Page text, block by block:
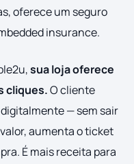
oferece um seguro
insurance.
sua loja oferece
cliques.O cliente
— sem sair
aumenta o ticket
É mais receita para